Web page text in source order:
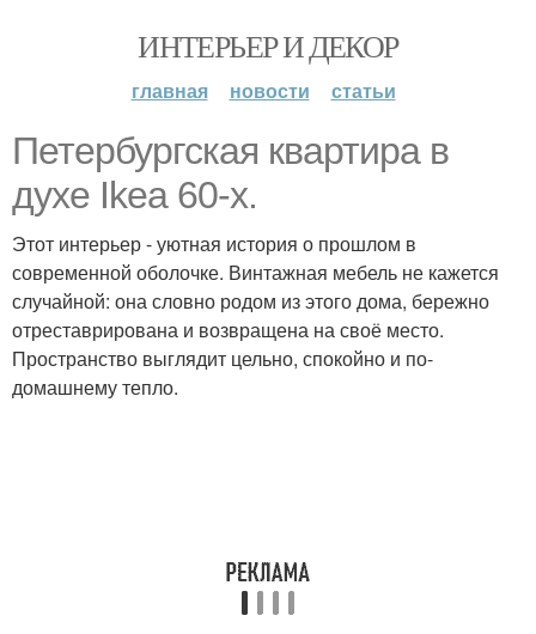
ИНТЕРЬЕР И ДЕКОР
главная новости статьи
Петербургская квартира в
духе Ikea 60-х.
Этот интерьер - уютная история о прошлом в
современной оболочке. Винтажная мебель не кажется
случайной: она словно родом из этого дома, бережно
отреставрирована и возвращена на своё место.
Пространство выглядит цельно, спокойно и по-
домашнему тепло.